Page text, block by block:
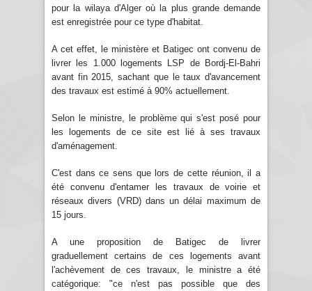
pour la wilaya d'Alger où la plus grande demande
est enregistrée pour ce type d'habitat.
A cet effet, le ministère et Batigec ont convenu de
livrer les 1.000 logements LSP de Bordj-El-Bahri
avant fin 2015, sachant que le taux d'avancement
des travaux est estimé à 90% actuellement.
Selon le ministre, le problème qui s'est posé pour
les logements de ce site est lié à ses travaux
d'aménagement.
C'est dans ce sens que lors de cette réunion, il a
été convenu d'entamer les travaux de voirie et
réseaux divers (VRD) dans un délai maximum de
15 jours.
A une proposition de Batigec de livrer
graduellement certains de ces logements avant
l'achèvement de ces travaux, le ministre a été
catégorique: "ce n'est pas possible que des